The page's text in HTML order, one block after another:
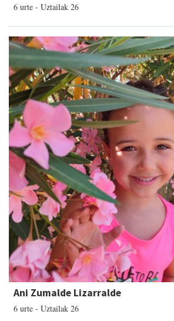
6 urte - Uztailak 26
Ani Zumalde Lizarralde
6 urte - Uztailak 26